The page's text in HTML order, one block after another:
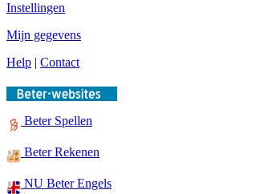
Instellingen
Mijn gegevens
Help | Contact
Beter Spellen
Beter Rekenen
NU Beter Engels